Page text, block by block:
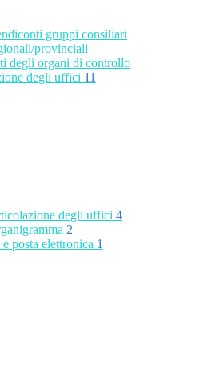
gruppi consiliari
provinciali
degli organi di controllo
degli uffici 11
degli uffici 4
2
posta elettronica 1